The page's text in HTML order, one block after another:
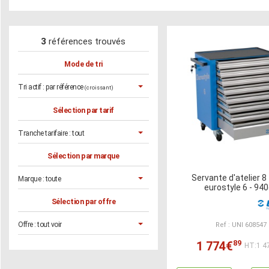
3 références trouvés
Mode de tri
Tri actif : par référence (croissant)
Sélection par tarif
Tranche tarifaire :tout
Sélection par marque
Marque :toute
Sélection par offre
Offre :tout voir
Servante d'atelier 8
eurostyle 6 -
Ref : UNI 608547
1 774€89 HT:1